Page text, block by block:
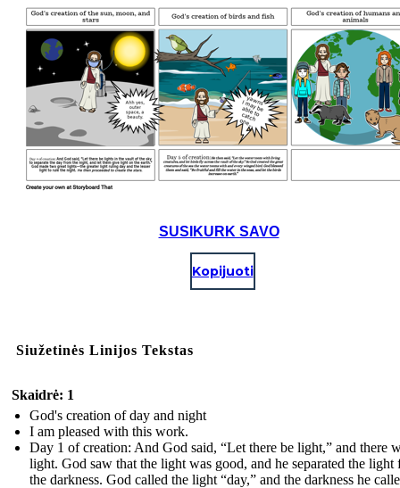
SUSIKURK SAVO
Kopijuoti
Siužetinės Linijos Tekstas
Skaidrė: 1
God's creation of day and night
I am pleased with this work.
Day 1 of creation: And God said, “Let there be light,” and there
light. God saw that the light was good, and he separated the light
the darkness. God called the light “day,” and the darkness he